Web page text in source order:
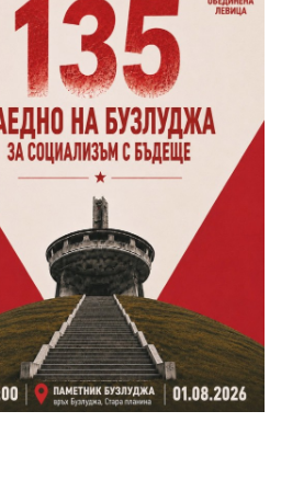
АВТОРИ
РЕДАКЦИЯ
РЕКЛАМА
АБОНАМЕНТ
УСЛОВИЯ ЗА ПОЛЗВАНЕ
ПОЛИТИКА ЗА БИСКВИТКИТЕ
ПОЛИТИКАТА ЗА